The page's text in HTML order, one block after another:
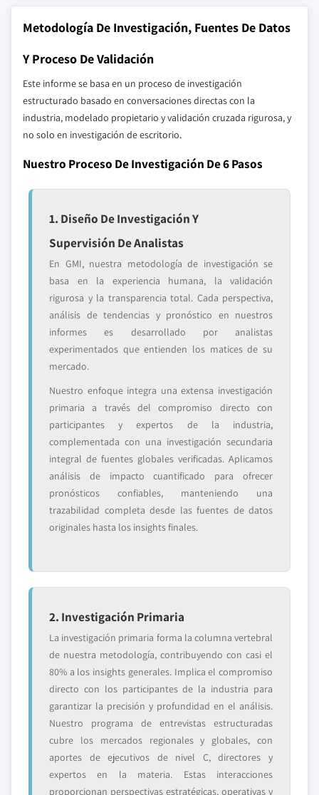
Metodología De Investigación, Fuentes De Datos
Y Proceso De Validación
Este informe se basa en un proceso de investigación
estructurado basado en conversaciones directas con la
industria, modelado propietario y validación cruzada rigurosa, y
no solo en investigación de escritorio.
Nuestro Proceso De Investigación De 6 Pasos
1. Diseño De Investigación Y
Supervisión De Analistas
En GMI, nuestra metodología de investigación se
basa en la experiencia humana, la validación
rigurosa y la transparencia total. Cada perspectiva,
análisis de tendencias y pronóstico en nuestros
informes es desarrollado por analistas
experimentados que entienden los matices de su
mercado.
Nuestro enfoque integra una extensa investigación
primaria a través del compromiso directo con
participantes y expertos de la industria,
complementada con una investigación secundaria
integral de fuentes globales verificadas. Aplicamos
análisis de impacto cuantificado para ofrecer
pronósticos confiables, manteniendo una
trazabilidad completa desde las fuentes de datos
originales hasta los insights finales.
2. Investigación Primaria
La investigación primaria forma la columna vertebral
de nuestra metodología, contribuyendo con casi el
80% a los insights generales. Implica el compromiso
directo con los participantes de la industria para
garantizar la precisión y profundidad en el análisis.
Nuestro programa de entrevistas estructuradas
cubre los mercados regionales y globales, con
aportes de ejecutivos de nivel C, directores y
expertos en la materia. Estas interacciones
proporcionan perspectivas estratégicas, operativas y